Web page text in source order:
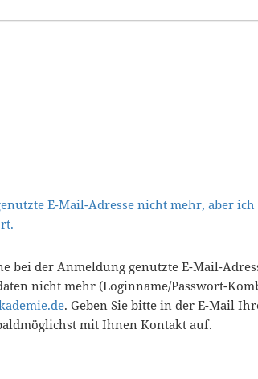
E-Mail-Adresse nicht mehr, aber
bei der Anmeldung genutzte E-Mail-
nicht mehr (Loginname/Passwort-
. Geben Sie bitte in der E-Mail
mit Ihnen Kontakt auf.